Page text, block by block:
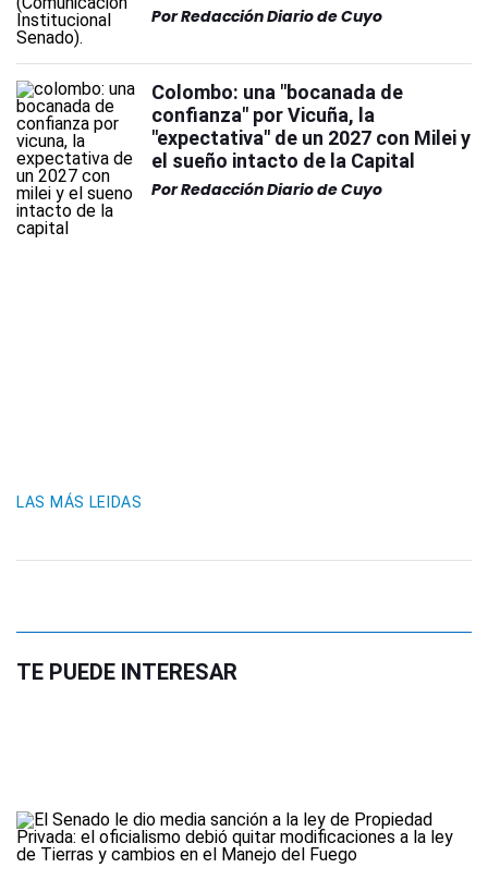
PorRedacción Diario de Cuyo
Colombo: una "bocanada de
confianza" por Vicuña, la
"expectativa" de un 2027 con Milei y
el sueño intacto de la Capital
PorRedacción Diario de Cuyo
LAS MÁS LEIDAS
TE PUEDE INTERESAR